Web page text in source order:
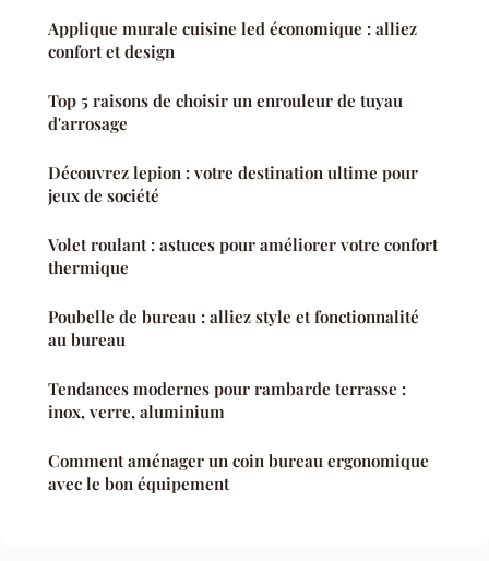
Applique murale cuisine led économique : alliez
confort et design
Top 5 raisons de choisir un enrouleur de tuyau
d'arrosage
Découvrez lepion : votre destination ultime pour
jeux de société
Volet roulant : astuces pour améliorer votre confort
thermique
Poubelle de bureau : alliez style et fonctionnalité
au bureau
Tendances modernes pour rambarde terrasse :
inox, verre, aluminium
Comment aménager un coin bureau ergonomique
avec le bon équipement